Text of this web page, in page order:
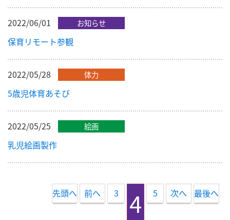
2022/06/01 お知らせ
保育リモート参観
2022/05/28 体力
5歳児体育あそび
2022/05/25 絵画
乳児絵画製作
先頭へ 前へ 3 4 5 次へ 最後へ